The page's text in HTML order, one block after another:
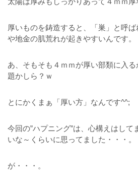
厚いものを鋳造すると、「巣」と呼
や地金の肌荒れが起きやすいんです。
あ、そもそも４ｍｍが厚い部類に入
題かしら？ｗ
とにかくまぁ「厚い方」なんです^^;
今回の”ハプニング”は、心構えはして
いな～くらいに思ってました・・・。
が・・・。